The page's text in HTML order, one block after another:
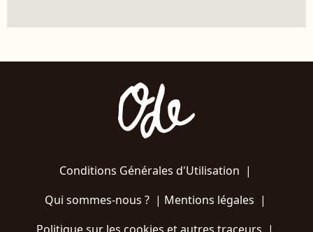
Conditions Générales d'Utilisation |
Qui sommes-nous ?| Mentions légales |